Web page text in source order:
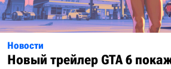
Новости
Новый трейлер GTA 6